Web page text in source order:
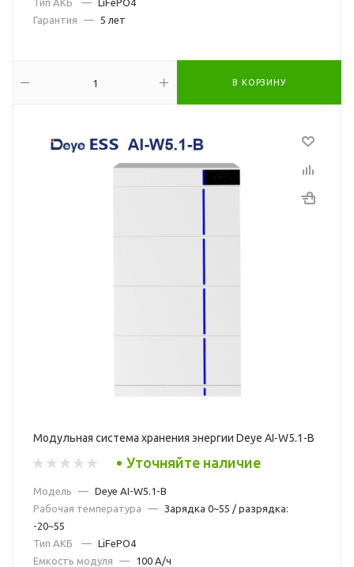
Тип АКБ —
LiFePO4
Гарантия
— 5 лет
В КОРЗИНУ
Модульная система хранения энергии Deye AI-W5.1-B
Уточняйте наличие
Модель — Deye AI-W5.1-B
Рабочая температура
— Зарядка 0~55 / разрядка:
-20~55
Тип АКБ
— LiFePO4
Емкость модуля
—
100 А/ч